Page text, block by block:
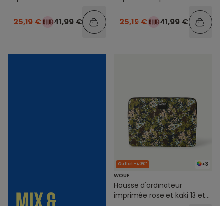
25,19 € 41,99 € 25,19 € 41,99 €
+3
Outlet -40%*
WOUF
Housse d'ordinateur
imprimée rose et kaki 13 et